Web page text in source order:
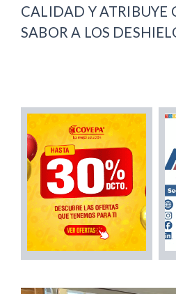
CALIDAD Y ATRIBUYE
SABOR A LOS